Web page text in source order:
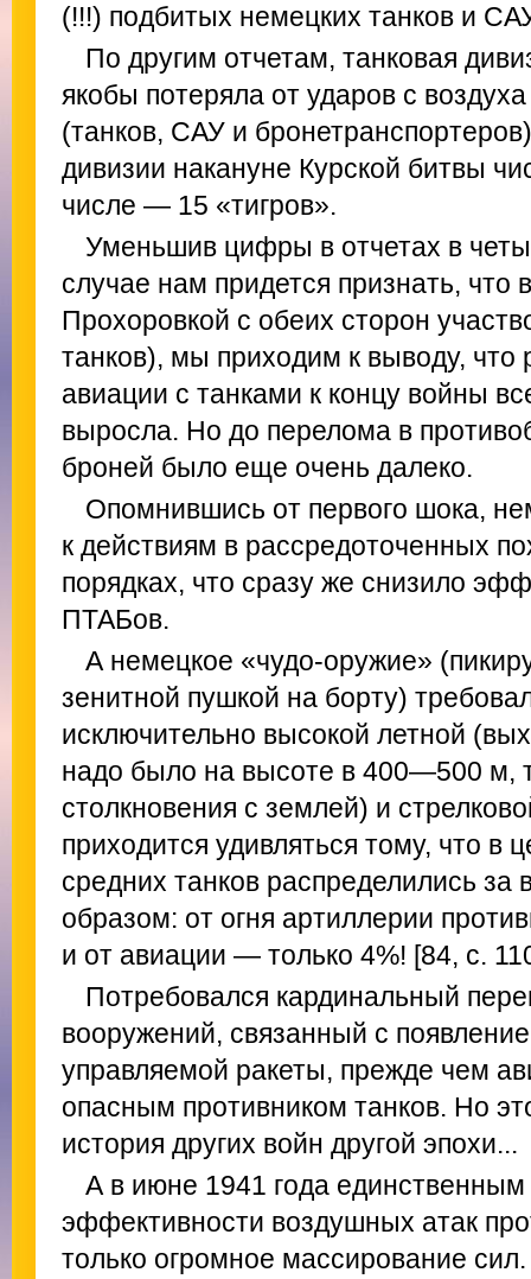
(!!!) подбитых немецких танков и
По другим отчетам, танковая
якобы потеряла от ударов с
(танков, САУ и
дивизии накануне Курской битвы
числе — 15 «тигров».
Уменьшив цифры в отчетах в
случае нам придется признать, что
Прохоровкой с обеих сторон
танков), мы приходим к выводу, что
авиации с танками к концу войны
выросла. Но до перелома в
броней было еще очень далеко.
Опомнившись от первого шока,
к действиям в рассредоточенных
порядках, что сразу же снизило
ПТАБов.
А немецкое «чудо-оружие»
зенитной пушкой на борту)
исключительно высокой летной
надо было на высоте в 400—500 м,
столкновения с землей) и
приходится удивляться тому, что в
средних танков распределились
образом: от огня артиллерии
и от авиации — только 4%! [84, с.
Потребовался кардинальный
вооружений, связанный с
управляемой ракеты, прежде чем
опасным противником танков. Но
история других войн другой эпохи...
А в июне 1941 года
эффективности воздушных атак
только огромное массирование